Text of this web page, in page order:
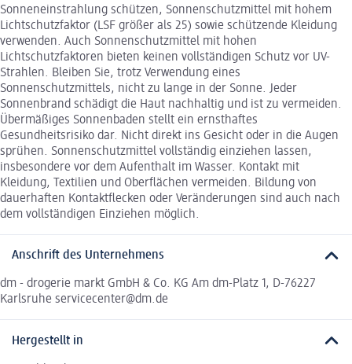
Sonneneinstrahlung schützen, Sonnenschutzmittel mit hohem
Lichtschutzfaktor (LSF größer als 25) sowie schützende Kleidung
verwenden. Auch Sonnenschutzmittel mit hohen
Lichtschutzfaktoren bieten keinen vollständigen Schutz vor UV-
Strahlen. Bleiben Sie, trotz Verwendung eines
Sonnenschutzmittels, nicht zu lange in der Sonne. Jeder
Sonnenbrand schädigt die Haut nachhaltig und ist zu vermeiden.
Übermäßiges Sonnenbaden stellt ein ernsthaftes
Gesundheitsrisiko dar. Nicht direkt ins Gesicht oder in die Augen
sprühen. Sonnenschutzmittel vollständig einziehen lassen,
insbesondere vor dem Aufenthalt im Wasser. Kontakt mit
Kleidung, Textilien und Oberflächen vermeiden. Bildung von
dauerhaften Kontaktflecken oder Veränderungen sind auch nach
dem vollständigen Einziehen möglich.
Anschrift des Unternehmens
dm - drogerie markt GmbH & Co. KG Am dm-Platz 1, D-76227
Karlsruhe servicecenter@dm.de
Hergestellt in